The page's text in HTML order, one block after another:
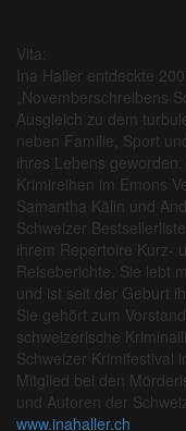
Vita:
Ina Haller entdeckte
„Novemberschreibens
Ausgleich zu dem
neben Familie, Sport
ihres Lebens
Krimireihen im Emons
Samantha Kälin und
Schweizer
ihrem Repertoire Kurz-
Reiseberichte. Sie lebt
und ist seit der Geburt
Sie gehört zum
schweizerische
Schweizer Krimifestival
Mitglied bei den
und Autoren der
www.inahaller.ch